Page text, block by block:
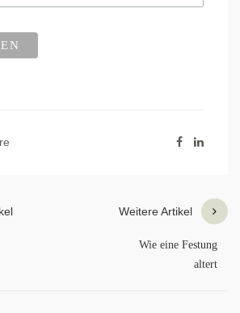
Weitere Artikel
Wie eine Festung
altert